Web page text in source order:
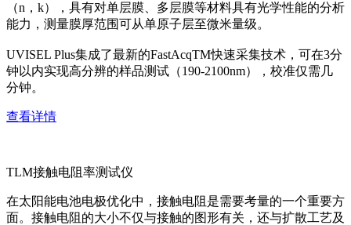
（n，k），具有对单层膜、多层膜等材料具有光学性能的分析
能力，测量膜厚范围可从单原子层至微米量级。
UVISEL Plus集成了最新的FastAcqTM快速采集技术，可在3分
钟以内实现高分辨的样品测试（190-2100nm），校准仅需几
分钟。
查看详情
TLM接触电阻率测试仪
在太阳能电池电极优化中，接触电阻是需要考量的一个重要方
面。接触电阻的大小不仅与接触的图形有关，还与扩散工艺及